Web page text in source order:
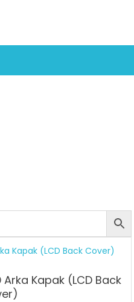
Arka Kapak (LCD Back